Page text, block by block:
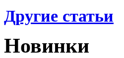
Другие статьи
Новинки